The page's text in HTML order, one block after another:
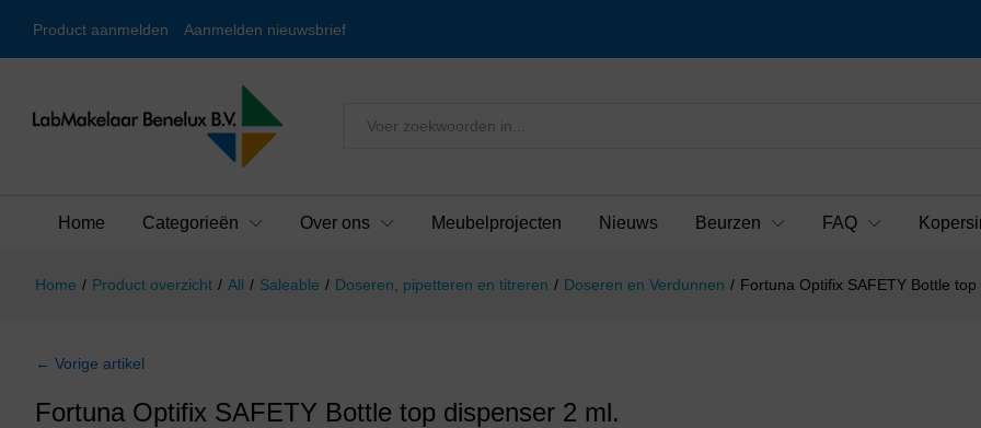
Product aanmelden Aanmelden nieuwsbrief
Alles
Home Categorieën Over ons Meubelprojecten Nieuws Beurzen FAQ
Home / Product overzicht / All / Saleable / Doseren, pipetteren en titreren / Doseren en Verdunnen / Fortuna Optifix SAFETY Bottle
← Vorige artikel
Fortuna Optifix SAFETY Bottle top dispenser 2 ml.